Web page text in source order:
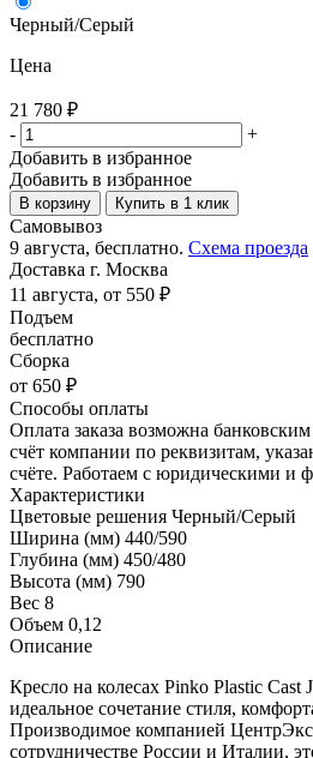
Черный/Серый
Цена
21 780 ₽
-
+
Добавить в избранное
Добавить в избранное
В корзину Купить в 1 клик
Самовывоз
9 августа, бесплатно. Схема проезда
Доставка г. Москва
11 августа, от 550 ₽
Подъем
бесплатно
Сборка
от 650 ₽
Способы оплаты
Оплата заказа возможна
счёт компании по реквизитам,
счёте. Работаем с юридическими и
Характеристики
Цветовые решения Черный/Серый
Ширина (мм) 440/590
Глубина (мм) 450/480
Высота (мм) 790
Вес 8
Объем 0,12
Описание
Кресло на колесах Pinko Plastic Cast
идеальное сочетание стиля,
Производимое компанией
сотрудничестве России и Италии,